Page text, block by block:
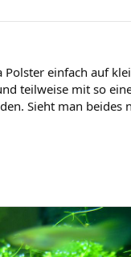
Polster einfach auf
teilweise mit so
Sieht man beides